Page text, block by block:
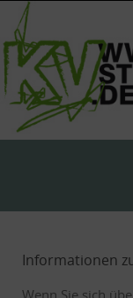
Skip
content
Skip
content
Informationen
Wenn Sie sich